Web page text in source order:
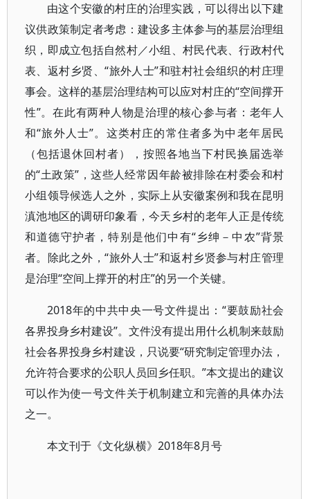
由这个安徽的村庄的治理实践，可以得出以下建
议供政策制定者考虑：建设多主体参与的基层治理组
织，即成立包括自然村／小组、村民代表、行政村代
表、返村乡贤、“旅外人士”和驻村社会组织的村庄理
事会。这样的基层治理结构可以应对村庄的“空间撑开
性”。在此有两种人物是治理的核心参与者：老年人
和“旅外人士”。这类村庄的常住者多为中老年居民
（包括退休回村者），按照各地当下村民换届选举
的“土政策”，这些人经常因年龄被排除在村委会和村
小组领导候选人之外，实际上从安徽案例和我在昆明
滇池地区的调研印象看，今天乡村的老年人正是传统
和道德守护者，特别是他们中有“乡绅－中农”背景
者。除此之外，“旅外人士”和返村乡贤参与村庄管理
是治理“空间上撑开的村庄”的另一个关键。
2018年的中共中央一号文件提出：“要鼓励社会
各界投身乡村建设”。文件没有提出用什么机制来鼓励
社会各界投身乡村建设，只说要“研究制定管理办法，
允许符合要求的公职人员回乡任职。”本文提出的建议
可以作为使一号文件关于机制建立和完善的具体办法
之一。
本文刊于《文化纵横》2018年8月号